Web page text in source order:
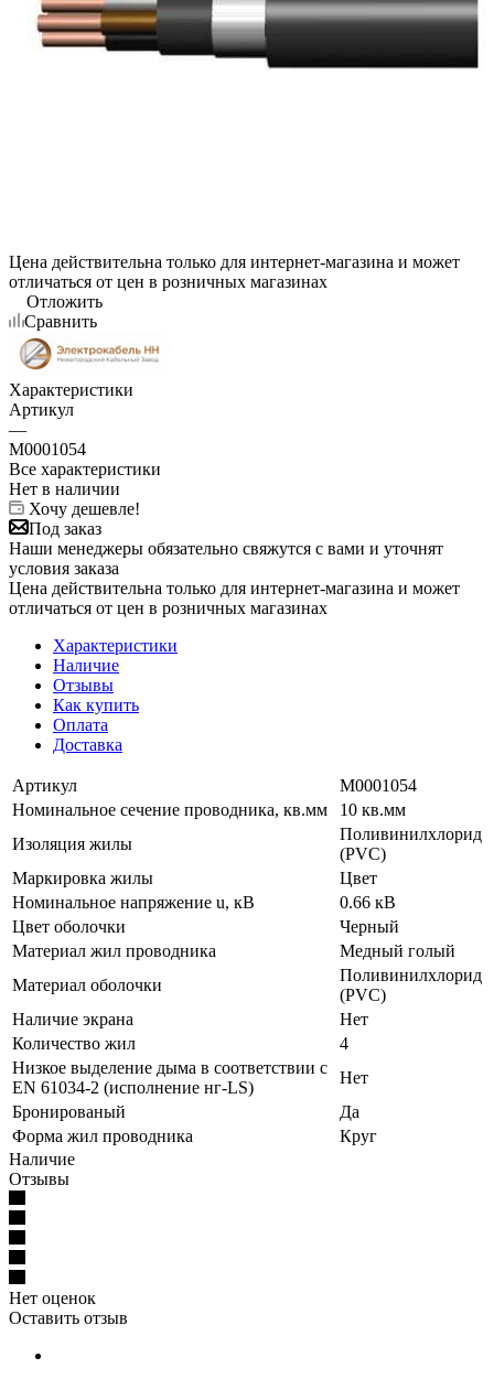
Цена действительна только для интернет-магазина и может
отличаться от цен в розничных магазинах
Отложить
Сравнить
Характеристики
Артикул
—
M0001054
Все характеристики
Нет в наличии
Хочу дешевле!
Под заказ
Наши менеджеры обязательно свяжутся с вами и уточнят
условия заказа
Цена действительна только для интернет-магазина и может
отличаться от цен в розничных магазинах
Характеристики
Наличие
Отзывы
Как купить
Оплата
Доставка
Артикул
M0001054
Номинальное сечение проводника, кв.мм
10 кв.мм
Изоляция жилы
Поливинилхлорид
(PVC)
Маркировка жилы
Цвет
Номинальное напряжение u, кВ
0.66 кВ
Цвет оболочки
Черный
Материал жил проводника
Медный голый
Материал оболочки
Поливинилхлорид
(PVC)
Наличие экрана
Нет
Количество жил
4
Низкое выделение дыма в соответствии с
EN 61034-2 (исполнение нг-LS)
Нет
Бронированый
Да
Форма жил проводника
Круг
Наличие
Отзывы
Нет оценок
Оставить отзыв